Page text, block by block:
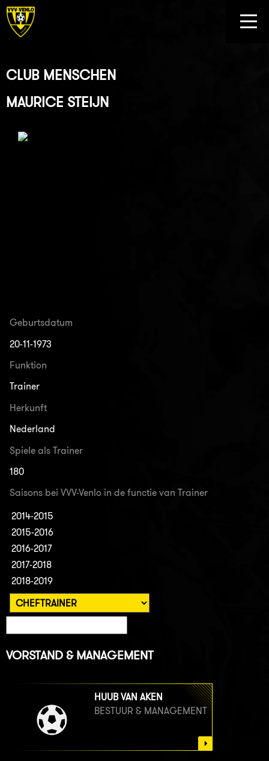
CLUB MENSCHEN
MAURICE STEIJN
Geburtsdatum
20-11-1973
Funktion
Trainer
Herkunft
Nederland
Spiele als Trainer
180
Saisons bei VVV-Venlo in de functie van Trainer
2014-2015
2015-2016
2016-2017
2017-2018
2018-2019
VORSTAND & MANAGEMENT
HUUB VAN AKEN
BESTUUR & MANAGEMENT